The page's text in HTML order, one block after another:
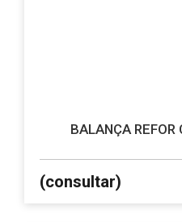
BALANÇA REFOR
(consultar)